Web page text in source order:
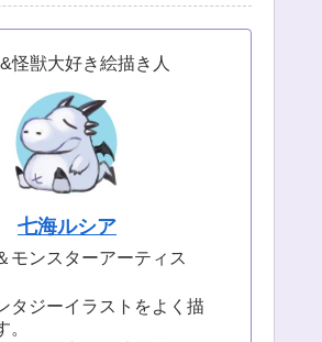
怪獣大好き絵描き人
七海ルシア
モンスターアーティス
タジーイラストをよく描
。